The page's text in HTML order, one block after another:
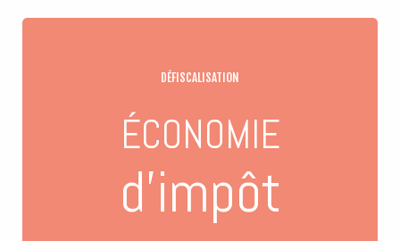
DÉFISCALISATION
ÉCONOMIE
d’impôt